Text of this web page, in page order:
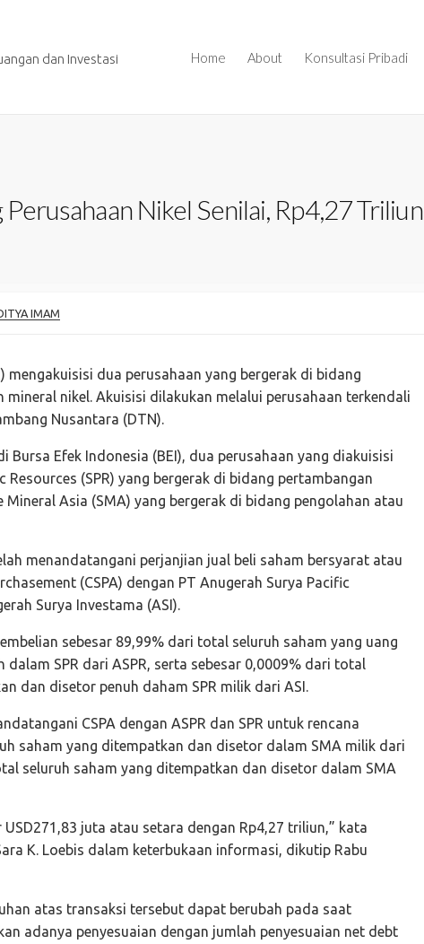
dan Investasi Home About Konsultasi Pribadi
Nikel Senilai, Rp4,27 Triliun
IMAM
mengakuisisi dua perusahaan yang bergerak di bidang
mineral nikel. Akuisisi dilakukan melalui perusahaan terkendali
Nusantara (DTN).
Bursa Efek Indonesia (BEI), dua perusahaan yang diakuisisi
Resources (SPR) yang bergerak di bidang pertambangan
Mineral Asia (SMA) yang bergerak di bidang pengolahan atau
menandatangani perjanjian jual beli saham bersyarat atau
(CSPA) dengan PT Anugerah Surya Pacific
Surya Investama (ASI).
sebesar 89,99% dari total seluruh saham yang uang
SPR dari ASPR, serta sebesar 0,0009% dari total
dan disetor penuh daham SPR milik dari ASI.
CSPA dengan ASPR dan SPR untuk rencana
saham yang ditempatkan dan disetor dalam SMA milik dari
seluruh saham yang ditempatkan dan disetor dalam SMA
juta atau setara dengan Rp4,27 triliun,” kata
K. Loebis dalam keterbukaan informasi, dikutip Rabu
atas transaksi tersebut dapat berubah pada saat
adanya penyesuaian dengan jumlah penyesuaian net debt